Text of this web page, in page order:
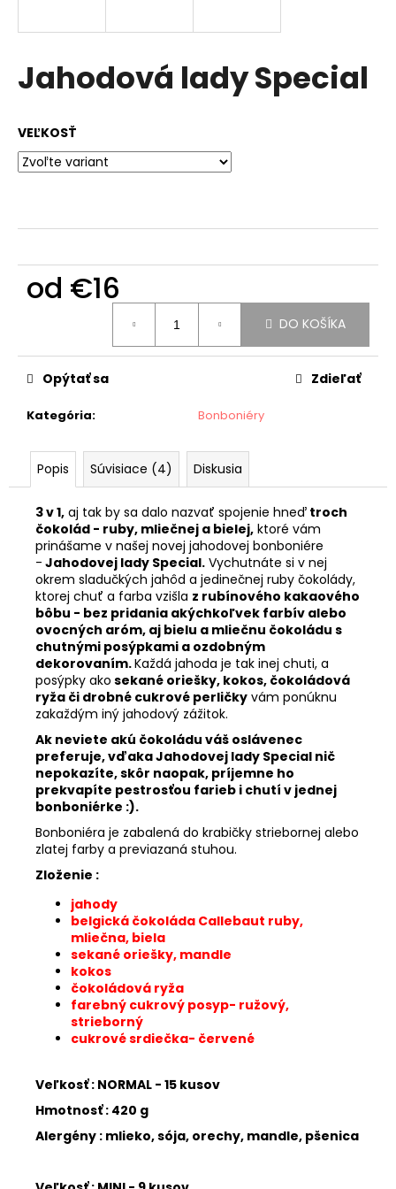
Jahodová lady Special
VEĽKOSŤ
od €16
DO KOŠÍKA
Kategória: Bonboniéry
Opýtať sa Zdieľať
Popis Súvisiace (4) Diskusia
3 v 1, aj tak by sa dalo nazvať spojenie hneď troch
čokolád - ruby, mliečnej a bielej, ktoré vám
prinášame v našej novej jahodovej bonboniére
- Jahodovej lady Special. Vychutnáte si v nej
okrem sladučkých jahôd a jedinečnej ruby čokolády,
ktorej chuť a farba vzišla z rubínového kakaového
bôbu - bez pridania akýchkoľvek farbív alebo
ovocných aróm, aj bielu a mliečnu čokoládu s
chutnými posýpkami a ozdobným
dekorovaním.Každá jahoda je tak inej chuti, a
posýpky ako sekané oriešky, kokos, čokoládová
ryža či drobné cukrové perličky vám ponúknu
zakaždým iný jahodový zážitok.
Ak neviete akú čokoládu váš oslávenec
preferuje, vďaka Jahodovej lady Special nič
nepokazíte, skôr naopak, príjemne ho
prekvapíte pestrosťou farieb i chutí v jednej
bonboniérke :).
Bonboniéra je zabalená do krabičky striebornej alebo
zlatej farby a previazaná stuhou.
Zloženie :
jahody
belgická čokoláda Callebaut ruby,
mliečna, biela
sekané oriešky, mandle
kokos
čokoládová ryža
farebný cukrový posyp- ružový,
strieborný
cukrové srdiečka- červené
Veľkosť : NORMAL - 15 kusov
Hmotnosť : 420 g
Alergény : mlieko, sója, orechy, mandle, pšenica
s
ť
O
d
r
ú
a
VIKTORIA
€89